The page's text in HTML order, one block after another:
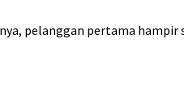
pelanggan pertama hampir